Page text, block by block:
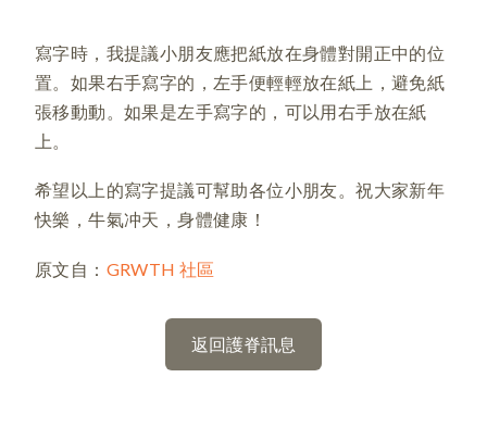
寫字時，我提議小朋友應把紙放在身體對開正中的位
置。如果右手寫字的，左手便輕輕放在紙上，避免紙
張移動動。如果是左手寫字的，可以用右手放在紙
上。
希望以上的寫字提議可幫助各位小朋友。祝大家新年
快樂，牛氣冲天，身體健康！
原文自： GRWTH 社區
返回護脊訊息